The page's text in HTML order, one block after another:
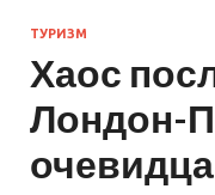
ТУРИЗМ
Хаос
Лондон-
очевидца